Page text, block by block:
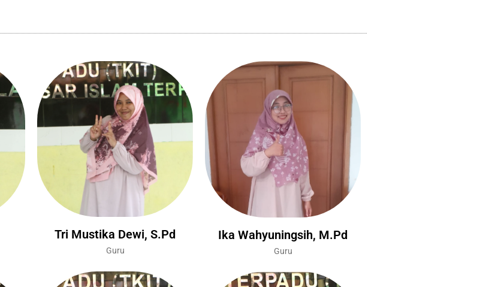
Tri Mustika Dewi, S.Pd
Guru
Ika Wahyuningsih, M.Pd
Guru